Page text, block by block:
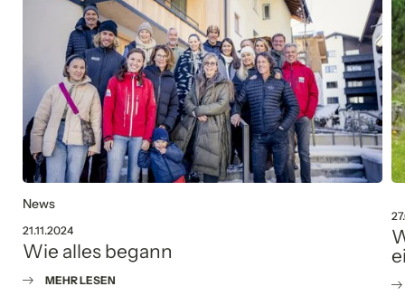
News
21.11.2024
Wie alles begann
MEHR LESEN
Anfragen